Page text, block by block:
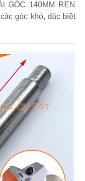
GÓC 140MM REN
góc khó, đặc biệt